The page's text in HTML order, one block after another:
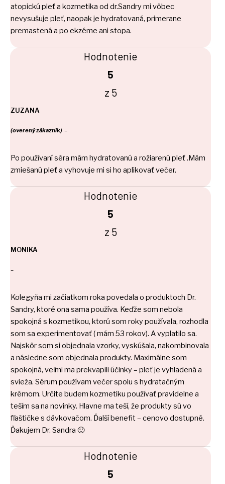
atopickú pleť a kozmetika od dr.Sandry mi vôbec
nevysušuje pleť, naopak je hydratovaná, primerane
premastená a po ekzéme ani stopa.
Hodnotenie
5
z 5
ZUZANA
(overený zákazník) –
Po používaní séra mám hydratovanú a rožiarenú pleť .Mám
zmiešanú pleť a vyhovuje mi si ho aplikovať večer.
Hodnotenie
5
z 5
MONIKA
–
Kolegyňa mi začiatkom roka povedala o produktoch Dr.
Sandry, ktoré ona sama používa. Keďže som nebola
spokojná s kozmetikou, ktorú som roky používala, rozhodla
som sa experimentovať ( mám 53 rokov). A vyplatilo sa.
Najskôr som si objednala vzorky, vyskúšala, nakombinovala
a následne som objednala produkty. Maximálne som
spokojná, veľmi ma prekvapili účinky – pleť je vyhladená a
svieža. Sérum používam večer spolu s hydratačným
krémom. Určite budem kozmetiku používať pravidelne a
teším sa na novinky. Hlavne ma teší, že produkty sú vo
fľaštičke s dávkovačom. Ďalší benefit – cenovo dostupné.
Ďakujem Dr. Sandra 🙂
Hodnotenie
5